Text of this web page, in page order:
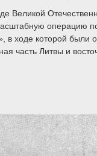
Великой
операцию
в ходе которой были
часть Литвы и